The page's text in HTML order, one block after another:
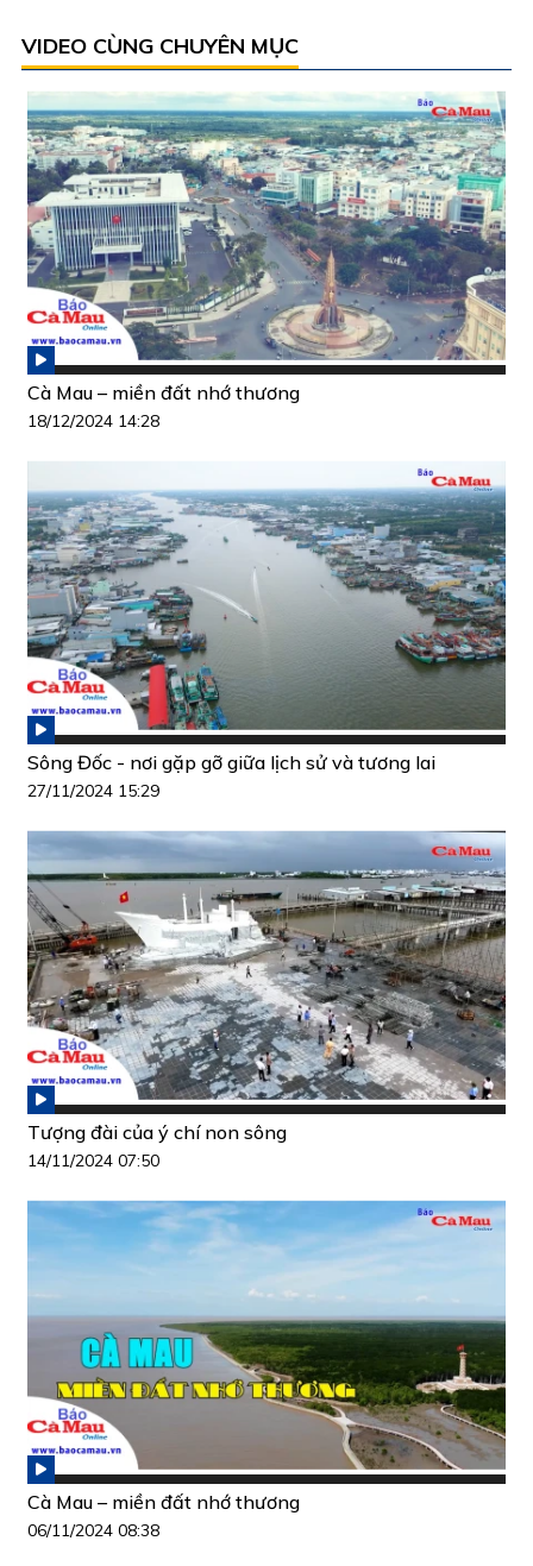
VIDEO CÙNG CHUYÊN MỤC
Cà Mau – miền đất nhớ thương
18/12/2024 14:28
Sông Đốc - nơi gặp gỡ giữa lịch sử và tương lai
27/11/2024 15:29
Tượng đài của ý chí non sông
14/11/2024 07:50
Cà Mau – miền đất nhớ thương
06/11/2024 08:38